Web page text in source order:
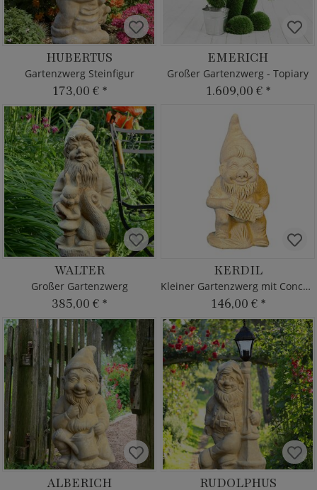
HUBERTUS
Gartenzwerg Steinfigur
173,00 € *
EMERICH
Großer Gartenzwerg - Topiary
1.609,00 € *
WALTER
Großer Gartenzwerg
385,00 € *
KERDIL
Kleiner Gartenzwerg mit Concertina
146,00 € *
ALBERICH RUDOLPHUS